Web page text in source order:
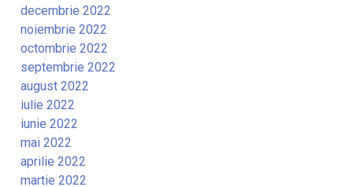
decembrie 2022
noiembrie 2022
octombrie 2022
septembrie 2022
august 2022
iulie 2022
iunie 2022
mai 2022
aprilie 2022
martie 2022